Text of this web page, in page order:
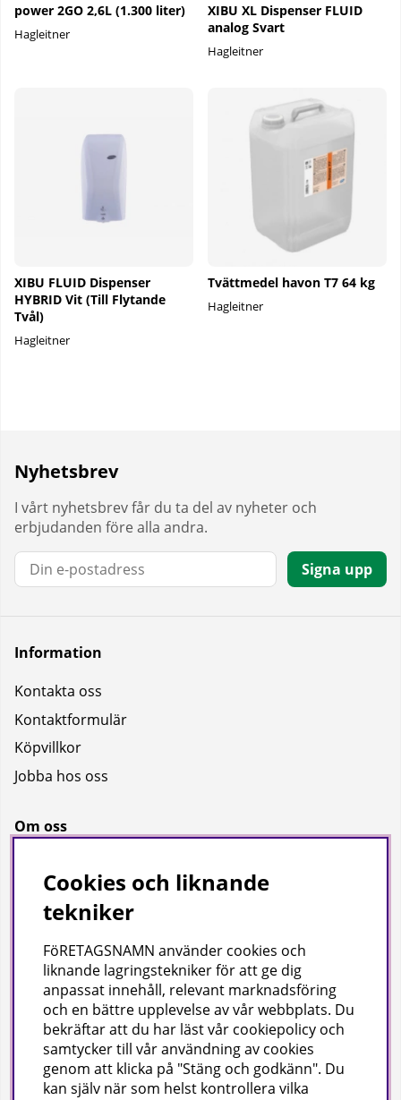
power 2GO 2,6L (1.300 liter)
Hagleitner
XIBU XL Dispenser FLUID
analog Svart
Hagleitner
XIBU FLUID Dispenser
HYBRID Vit (Till Flytande
Tvål)
Hagleitner
Tvättmedel havon T7 64 kg
Hagleitner
Nyhetsbrev
I vårt nyhetsbrev får du ta del av nyheter och
erbjudanden före alla andra.
E-post:
Signa upp
Information
Kontakta oss
Kontaktformulär
Köpvillkor
Jobba hos oss
Om oss
Bransch
Kataloger
Företagsuppgifter
Visab i Skandinavien AB
Din lokala leverantör av städ- och hygienprodukter.
Hjärtlandavägen 17, 576 33 Sävsjö
Org nr: 556504-4558
Cookies och liknande
tekniker
FöRETAGSNAMN använder cookies och
liknande lagringstekniker för att ge dig
anpassat innehåll, relevant marknadsföring
och en bättre upplevelse av vår webbplats. Du
bekräftar att du har läst vår cookiepolicy och
samtycker till vår användning av cookies
genom att klicka på "Stäng och godkänn". Du
kan själv när som helst kontrollera vilka